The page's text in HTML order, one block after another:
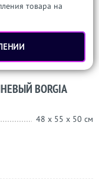
товара на
BORGIA
48 x 55 x 50 см